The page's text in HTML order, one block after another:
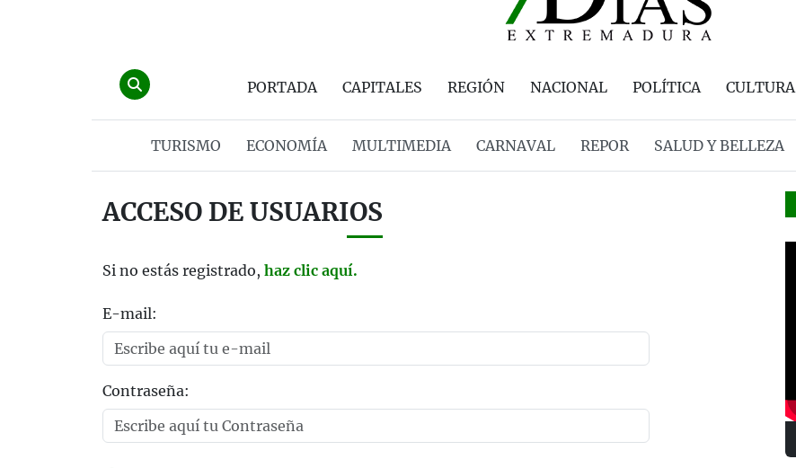
PORTADA CAPITALES REGIÓN NACIONAL POLÍTICA CULTURA
TURISMO ECONOMÍA MULTIMEDIA CARNAVAL REPOR SALUD Y BELLEZA
ACCESO DE USUARIOS
Si no estás registrado, haz clic aquí.
E-mail:
Contraseña: